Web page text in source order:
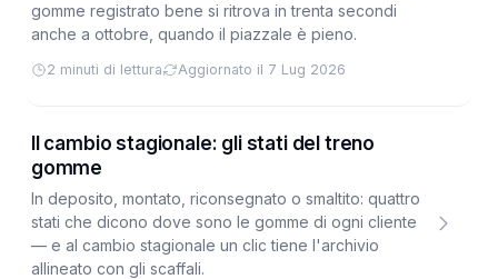
gomme registrato bene si ritrova in trenta secondi
anche a ottobre, quando il piazzale è pieno.
2 minuti di lettura Aggiornato il 7 Lug 2026
Il cambio stagionale: gli stati del treno
gomme
In deposito, montato, riconsegnato o smaltito: quattro
stati che dicono dove sono le gomme di ogni cliente
— e al cambio stagionale un clic tiene l'archivio
allineato con gli scaffali.